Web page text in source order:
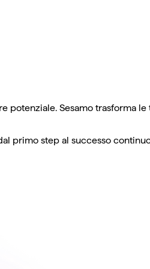
Sesamo trasforma
primo step al successo